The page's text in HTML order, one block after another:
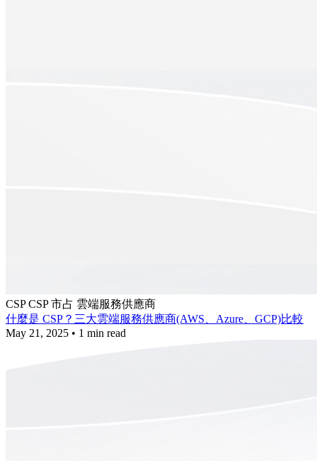
CSP CSP 市占 雲端服務供應商
什麼是 CSP？三大雲端服務供應商(AWS、Azure、GCP)比較
May 21, 2025 • 1 min read